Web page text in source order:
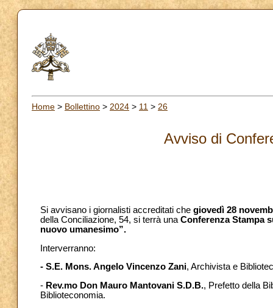
Home > Bollettino > 2024 > 11 > 26
Avviso di
Si avvisano i giornalisti accreditati che giovedì 28
della Conciliazione, 54, si terrà una Conferenza Stampa
nuovo umanesimo”.
Interverranno:
- S.E. Mons. Angelo Vincenzo Zani, Archivista e
- Rev.mo Don Mauro Mantovani S.D.B., Prefetto della
Biblioteconomia.